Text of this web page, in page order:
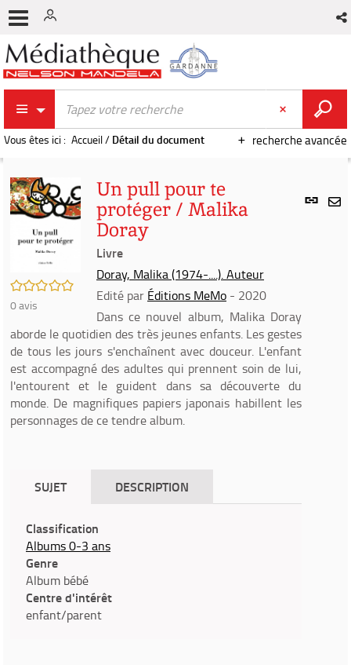
recherche avancée
Vous êtes ici : Accueil/ Détail du document
Lien
/5
0avis
Un pull pour te
protéger / Malika
Doray
Livre
Doray, Malika (1974-....). Auteur
Edité par Éditions MeMo - 2020
Dans ce nouvel album, Malika Doray
aborde le quotidien des très jeunes enfants. Les gestes
de tous les jours s'enchaînent avec douceur. L'enfant
est accompagné des adultes qui prennent soin de lui,
l'entourent et le guident dans sa découverte du
monde. De magnifiques papiers japonais habillent les
personnages de ce tendre album.
SUJET DESCRIPTION
Classification
Albums 0-3 ans
Genre
Album bébé
Centre d'intérêt
enfant/parent